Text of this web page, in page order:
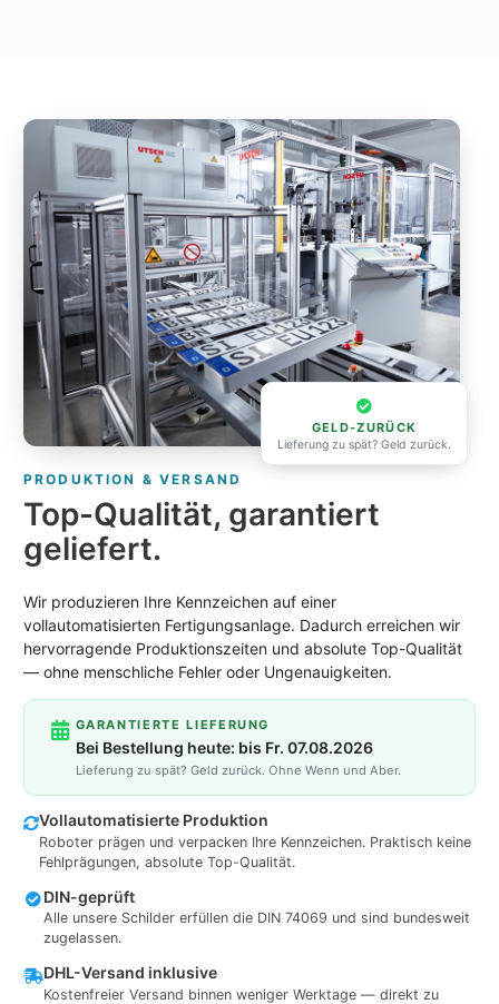
GELD-ZURÜCK
Lieferung zu spät? Geld zurück.
PRODUKTION & VERSAND
Top-Qualität, garantiert
geliefert.
Wir produzieren Ihre Kennzeichen auf einer
vollautomatisierten Fertigungsanlage. Dadurch erreichen wir
hervorragende Produktionszeiten und absolute Top-Qualität
— ohne menschliche Fehler oder Ungenauigkeiten.
GARANTIERTE LIEFERUNG
Bei Bestellung heute: bis Fr. 07.08.2026
Lieferung zu spät? Geld zurück. Ohne Wenn und Aber.
Vollautomatisierte Produktion
Roboter prägen und verpacken Ihre Kennzeichen. Praktisch keine
Fehlprägungen, absolute Top-Qualität.
DIN-geprüft
Alle unsere Schilder erfüllen die DIN 74069 und sind bundesweit
zugelassen.
DHL-Versand inklusive
Kostenfreier Versand binnen weniger Werktage — direkt zu